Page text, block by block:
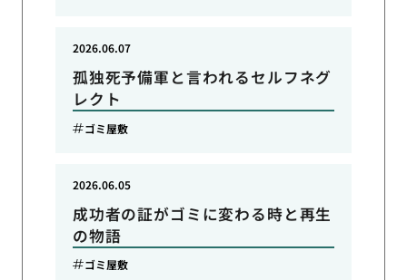
孤独死予備軍と言われるセルフネグ
レクト
2026.06.07
ゴミ屋敷
成功者の証がゴミに変わる時と再生
の物語
2026.06.05
ゴミ屋敷